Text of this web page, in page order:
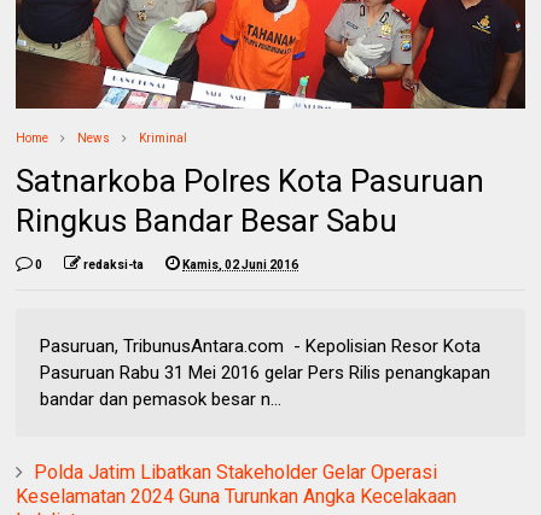
Home News Kriminal
Satnarkoba Polres Kota Pasuruan
Ringkus Bandar Besar Sabu
0 redaksi-ta Kamis, 02 Juni 2016
Pasuruan, TribunusAntara.com - Kepolisian Resor Kota
Pasuruan Rabu 31 Mei 2016 gelar Pers Rilis penangkapan
bandar dan pemasok besar n...
Polda Jatim Libatkan Stakeholder Gelar Operasi
Keselamatan 2024 Guna Turunkan Angka Kecelakaan